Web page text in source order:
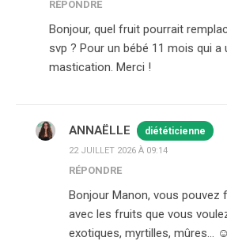
RÉPONDRE
Bonjour, quel fruit pourrait
svp ? Pour un bébé 11 mois qui a
mastication. Merci !
ANNAËLLE diététicienne
22 JUILLET 2026 À 09:14
RÉPONDRE
Bonjour Manon, vous pouvez
avec les fruits que vous
exotiques, myrtilles, mûres… ☺️